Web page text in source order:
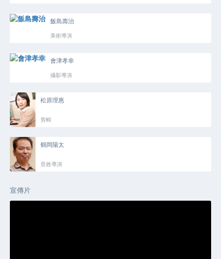
飯島壽治
美術導演
會津孝幸
攝影導演
松原理惠
剪輯
鶴岡陽太
音效導演
宣傳片